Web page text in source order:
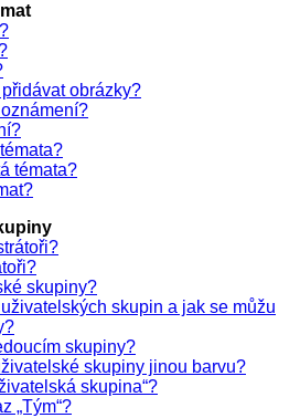
obrázky?
témata?
skupiny?
skupin a jak se můžu
skupiny?
skupiny jinou barvu?
skupina“?
„Tým“?